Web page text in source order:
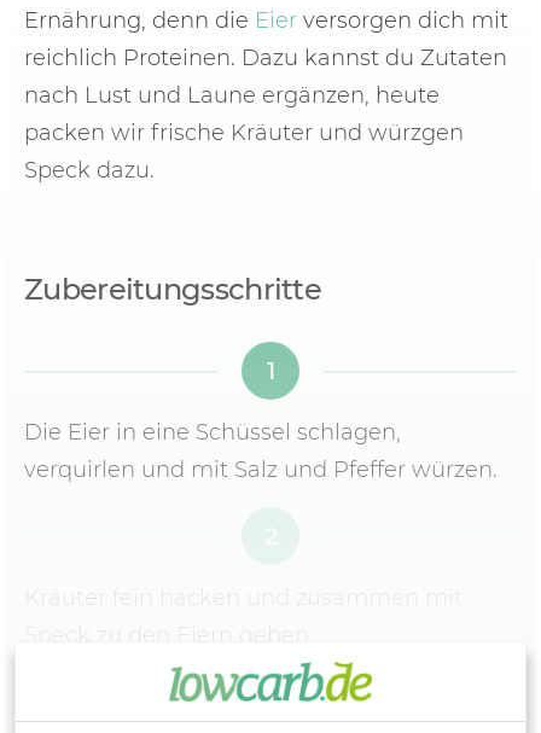
Ernährung, denn die Eier versorgen dich mit
reichlich Proteinen. Dazu kannst du Zutaten
nach Lust und Laune ergänzen, heute
packen wir frische Kräuter und würzgen
Speck dazu.
Zubereitungsschritte
1
Die Eier in eine Schüssel schlagen,
verquirlen und mit Salz und Pfeffer würzen.